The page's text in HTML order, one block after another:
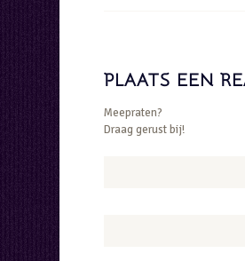
PLAATS EEN
Meepraten?
Draag gerust bij!